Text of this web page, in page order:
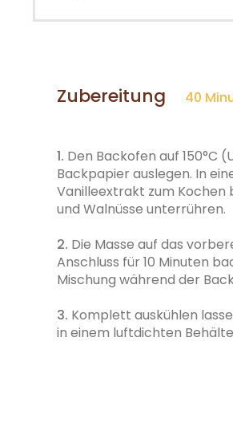
Zubereitung 40
1. Den Backofen auf 150°C
Backpapier auslegen. In
Vanilleextrakt zum Kochen
und Walnüsse unterrühren.
2. Die Masse auf das
Anschluss für 10 Minuten
Mischung während der
3. Komplett auskühlen
in einem luftdichten